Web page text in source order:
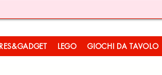
LEGO GIOCHI DA TAVOLO